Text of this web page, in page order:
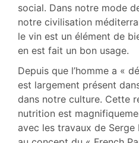
social. Dans notre mode
notre civilisation
le vin est un élément de
en est fait un bon usage.
Depuis que l’homme a «
est largement présent
dans notre culture. Cette
nutrition est
avec les travaux de Serge